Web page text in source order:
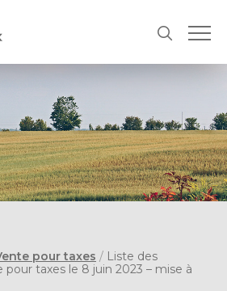
pour taxes / Liste des
taxes le 8 juin 2023 – mise à